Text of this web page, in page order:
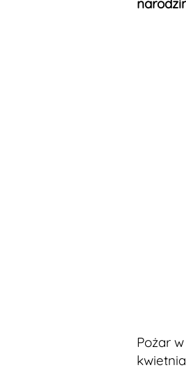
Pożar